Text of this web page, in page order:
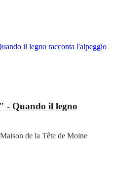
- Quando il legno
de la Tête de Moine